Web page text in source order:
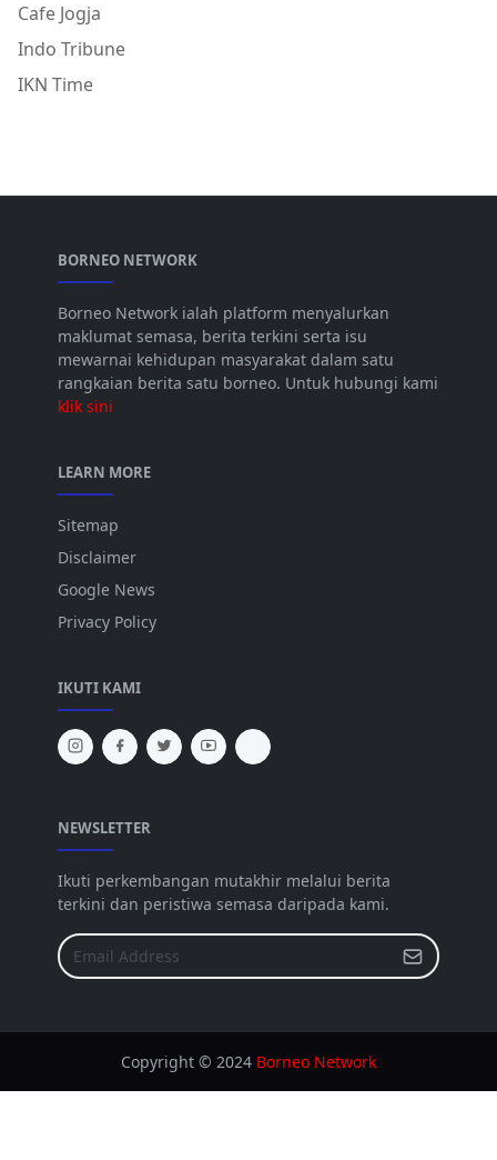
Cafe Jogja
Indo Tribune
IKN Time
BORNEO NETWORK
Borneo Network ialah platform menyalurkan
maklumat semasa, berita terkini serta isu
mewarnai kehidupan masyarakat dalam satu
rangkaian berita satu borneo. Untuk hubungi kami
klik sini
LEARN MORE
Sitemap
Disclaimer
Google News
Privacy Policy
IKUTI KAMI
NEWSLETTER
Ikuti perkembangan mutakhir melalui berita
terkini dan peristiwa semasa daripada kami.
Copyright © 2024 Borneo Network